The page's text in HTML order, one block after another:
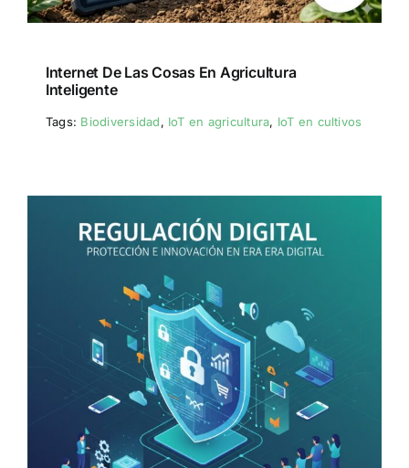
Internet De Las Cosas En Agricultura
Inteligente
Tags: Biodiversidad, IoT en agricultura, IoT en cultivos